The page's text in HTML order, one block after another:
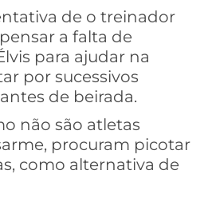
de o treinador
a falta de
para ajudar na
por sucessivos
de beirada.
não são atletas
procuram picotar
como alternativa de